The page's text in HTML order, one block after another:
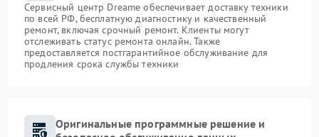
Сервисный центр Dreame обеспечивает доставку техники
по всей РФ, бесплатную диагностику и качественный
ремонт, включая срочный ремонт. Клиенты могут
отслеживать статус ремонта онлайн. Также
предоставляется постгарантийное обслуживание для
продления срока службы техники
Оригинальные программные решение и